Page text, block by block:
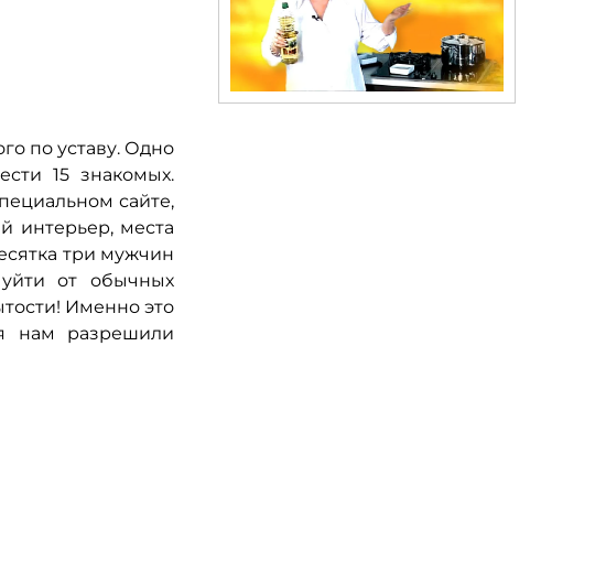
по уставу. Одно
15 знакомых.
сайте,
интерьер, места
три мужчин
от обычных
Именно это
нам разрешили